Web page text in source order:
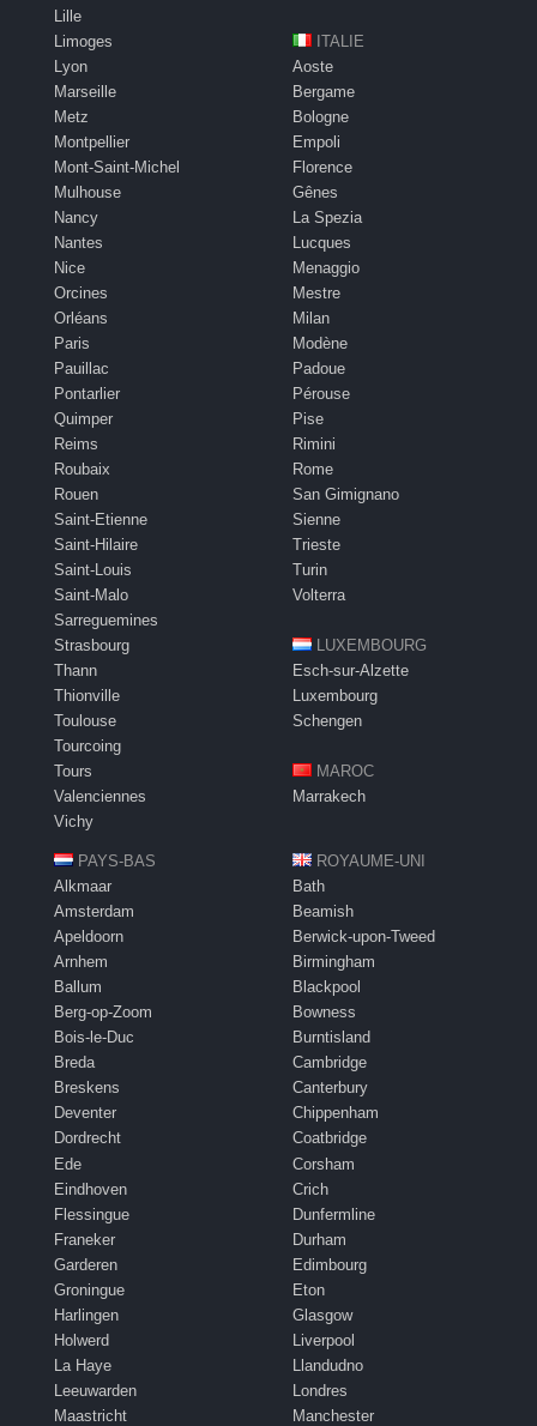
Lille
Limoges
Lyon
Marseille
Metz
Montpellier
Mont-Saint-Michel
Mulhouse
Nancy
Nantes
Nice
Orcines
Orléans
Paris
Pauillac
Pontarlier
Quimper
Reims
Roubaix
Rouen
Saint-Etienne
Saint-Hilaire
Saint-Louis
Saint-Malo
Sarreguemines
Strasbourg
Thann
Thionville
Toulouse
Tourcoing
Tours
Valenciennes
Vichy
ITALIE
Aoste
Bergame
Bologne
Empoli
Florence
Gênes
La Spezia
Lucques
Menaggio
Mestre
Milan
Modène
Padoue
Pérouse
Pise
Rimini
Rome
San Gimignano
Sienne
Trieste
Turin
Volterra
LUXEMBOURG
Esch-sur-Alzette
Luxembourg
Schengen
MAROC
Marrakech
PAYS-BAS
Alkmaar
Amsterdam
Apeldoorn
Arnhem
Ballum
Berg-op-Zoom
Bois-le-Duc
Breda
Breskens
Deventer
Dordrecht
Ede
Eindhoven
Flessingue
Franeker
Garderen
Groningue
Harlingen
Holwerd
La Haye
Leeuwarden
Maastricht
ROYAUME-UNI
Bath
Beamish
Berwick-upon-Tweed
Birmingham
Blackpool
Bowness
Burntisland
Cambridge
Canterbury
Chippenham
Coatbridge
Corsham
Crich
Dunfermline
Durham
Edimbourg
Eton
Glasgow
Liverpool
Llandudno
Londres
Manchester